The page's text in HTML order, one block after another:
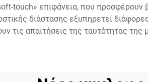
touch» επιφάνεια, που προσφέρουν
διάστασης εξυπηρετεί
τις απαιτήσεις της ταυτότητας